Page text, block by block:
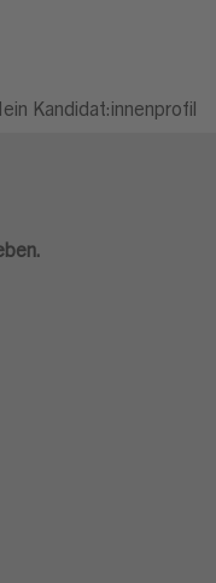
Kandidat:innenprofil